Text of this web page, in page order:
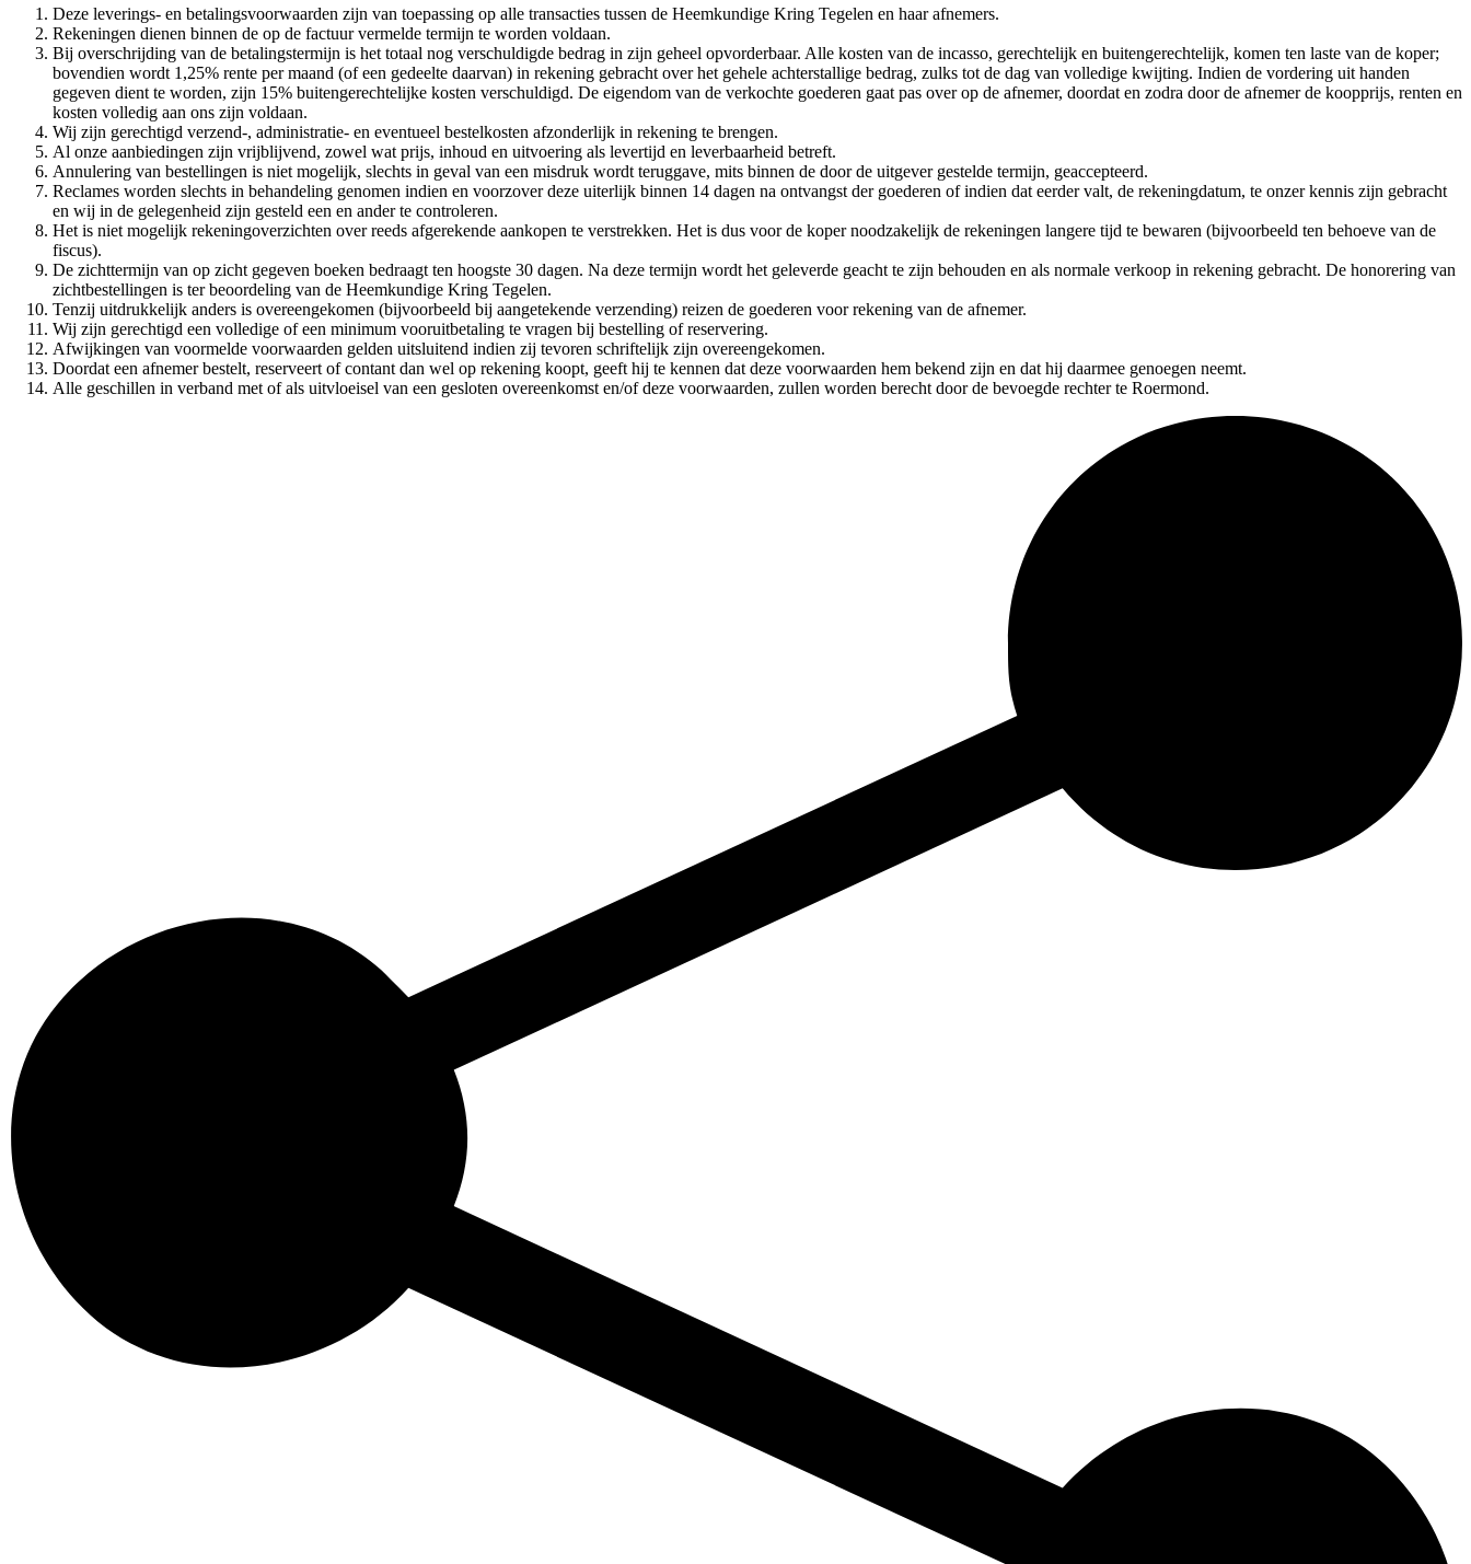
Deze leverings- en betalingsvoorwaarden zijn van toepassing op alle transacties tussen de Heemkundige Kring Tegelen en haar afnemers.
Rekeningen dienen binnen de op de factuur vermelde termijn te worden voldaan.
Bij overschrijding van de betalingstermijn is het totaal nog verschuldigde bedrag in zijn geheel opvorderbaar. Alle kosten van de incasso, gerechtelijk en buitengerechtelijk, komen ten laste van de koper;
bovendien wordt 1,25% rente per maand (of een gedeelte daarvan) in rekening gebracht over het gehele achterstallige bedrag, zulks tot de dag van volledige kwijting. Indien de vordering uit handen
gegeven dient te worden, zijn 15% buitengerechtelijke kosten verschuldigd. De eigendom van de verkochte goederen gaat pas over op de afnemer, doordat en zodra door de afnemer de koopprijs, renten en
kosten volledig aan ons zijn voldaan.
Wij zijn gerechtigd verzend-, administratie- en eventueel bestelkosten afzonderlijk in rekening te brengen.
Al onze aanbiedingen zijn vrijblijvend, zowel wat prijs, inhoud en uitvoering als levertijd en leverbaarheid betreft.
Annulering van bestellingen is niet mogelijk, slechts in geval van een misdruk wordt teruggave, mits binnen de door de uitgever gestelde termijn, geaccepteerd.
Reclames worden slechts in behandeling genomen indien en voorzover deze uiterlijk binnen 14 dagen na ontvangst der goederen of indien dat eerder valt, de rekeningdatum, te onzer kennis zijn gebracht
en wij in de gelegenheid zijn gesteld een en ander te controleren.
Het is niet mogelijk rekeningoverzichten over reeds afgerekende aankopen te verstrekken. Het is dus voor de koper noodzakelijk de rekeningen langere tijd te bewaren (bijvoorbeeld ten behoeve van de
fiscus).
De zichttermijn van op zicht gegeven boeken bedraagt ten hoogste 30 dagen. Na deze termijn wordt het geleverde geacht te zijn behouden en als normale verkoop in rekening gebracht. De honorering van
zichtbestellingen is ter beoordeling van de Heemkundige Kring Tegelen.
Tenzij uitdrukkelijk anders is overeengekomen (bijvoorbeeld bij aangetekende verzending) reizen de goederen voor rekening van de afnemer.
Wij zijn gerechtigd een volledige of een minimum vooruitbetaling te vragen bij bestelling of reservering.
Afwijkingen van voormelde voorwaarden gelden uitsluitend indien zij tevoren schriftelijk zijn overeengekomen.
Doordat een afnemer bestelt, reserveert of contant dan wel op rekening koopt, geeft hij te kennen dat deze voorwaarden hem bekend zijn en dat hij daarmee genoegen neemt.
Alle geschillen in verband met of als uitvloeisel van een gesloten overeenkomst en/of deze voorwaarden, zullen worden berecht door de bevoegde rechter te Roermond.